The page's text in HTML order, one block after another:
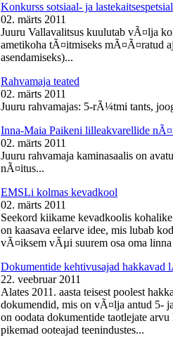
Konkurss sotsiaal- ja
02. märts 2011
Juuru Vallavalitsus kuulutab vÃ¤lja
ametikoha tÃ¤itmiseks mÃ¤Ã¤ratud
asendamiseks)...
Rahvamaja teated
02. märts 2011
Juuru rahvamajas: 5-rÃ¼tmi tants,
Inna-Maia Paikeni lilleakvarellide
02. märts 2011
Juuru rahvamaja kaminasaalis on
nÃ¤itus...
EMSLi kolmas kevadkool
02. märts 2011
Seekord kiikame kevadkoolis
on kaasava eelarve idee, mis lubab
vÃ¤iksem vÃµi suurem osa oma
Dokumentide kehtivusajad hakkavad
22. veebruar 2011
Alates 2011. aasta teisest poolest
dokumendid, mis on vÃ¤lja antud 5-
on oodata dokumentide taotlejate
pikemad ooteajad teenindustes...